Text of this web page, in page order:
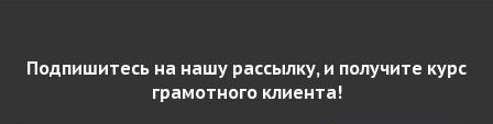
Подпишитесь на нашу рассылку, и получите курс
грамотного клиента!